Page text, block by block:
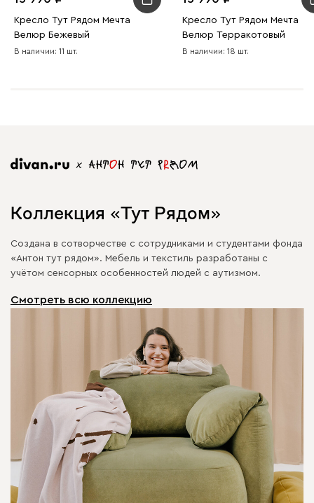
Кресло Тут Рядом Мечта
Велюр Бежевый
В наличии: 11 шт.
Кресло Тут Рядом Мечта
Велюр Терракотовый
В наличии: 18 шт.
Коллекция «Тут Рядом»
Создана в сотворчестве с сотрудниками и студентами фонда
«Антон тут рядом». Мебель и текстиль разработаны с
учётом сенсорных особенностей людей с аутизмом.
Смотреть всю коллекцию